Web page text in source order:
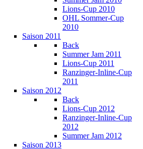
Lions-Cup 2010
OHL Sommer-Cup
2010
Saison 2011
Back
Summer Jam 2011
Lions-Cup 2011
Ranzinger-Inline-Cup
2011
Saison 2012
Back
Lions-Cup 2012
Ranzinger-Inline-Cup
2012
Summer Jam 2012
Saison 2013